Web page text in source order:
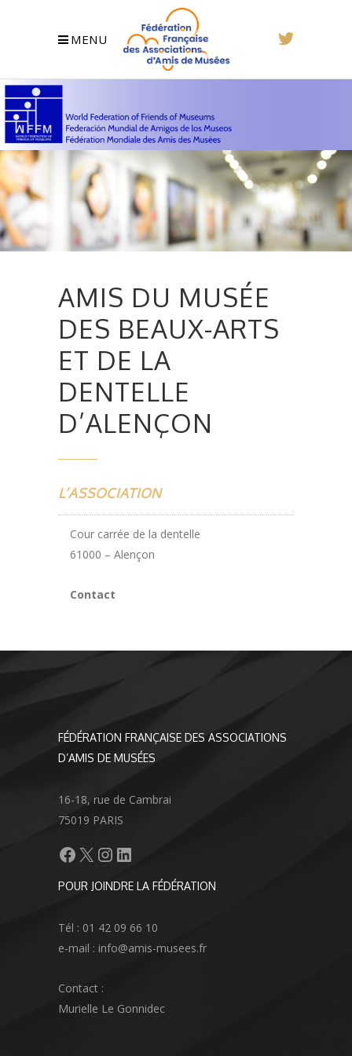
MENU
AMIS DU MUSÉE
DES BEAUX-ARTS
ET DE LA
DENTELLE
D’ALENÇON
L’ASSOCIATION
Cour carrée de la dentelle
61000 – Alençon
Contact
FÉDÉRATION FRANÇAISE DES ASSOCIATIONS
D’AMIS DE MUSÉES
16-18, rue de Cambrai
75019 PARIS
Facebook
X Instagram
LinkedIn
POUR JOINDRE LA FÉDÉRATION
Tél : 01 42 09 66 10
e-mail : info@amis-musees.fr
Contact :
Murielle Le Gonnidec